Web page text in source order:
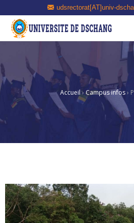
udsrectorat[AT]univ-
Accueil›Campus infos›